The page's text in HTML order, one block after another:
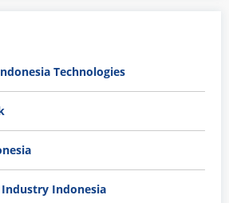
Technologies
Indonesia